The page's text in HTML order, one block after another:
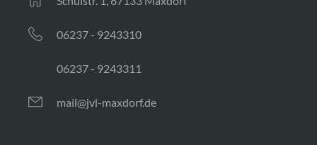
06237 - 9243310
06237 - 9243311
mail@jvl-maxdorf.de